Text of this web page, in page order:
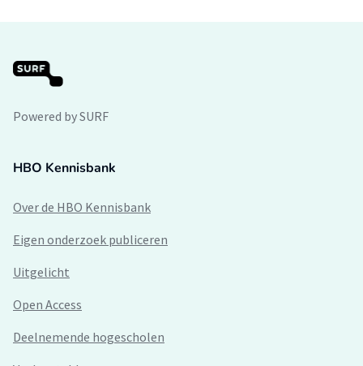
Powered by SURF
HBO Kennisbank
Over de HBO Kennisbank
Eigen onderzoek publiceren
Uitgelicht
Open Access
Deelnemende hogescholen